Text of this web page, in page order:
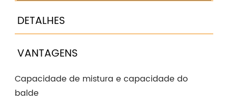
DETALHES
VANTAGENS
Capacidade de mistura e capacidade do
balde